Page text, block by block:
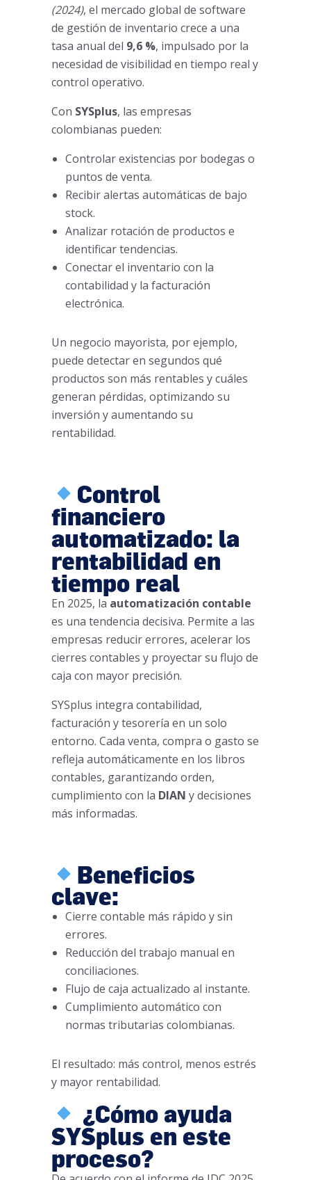
(2024), el mercado global de software
de gestión de inventario crece a una
tasa anual del 9,6 %, impulsado por la
necesidad de visibilidad en tiempo real y
control operativo.
Con SYSplus, las empresas
colombianas pueden:
Controlar existencias por bodegas o
puntos de venta.
Recibir alertas automáticas de bajo
stock.
Analizar rotación de productos e
identificar tendencias.
Conectar el inventario con la
contabilidad y la facturación
electrónica.
Un negocio mayorista, por ejemplo,
puede detectar en segundos qué
productos son más rentables y cuáles
generan pérdidas, optimizando su
inversión y aumentando su
rentabilidad.
Control
financiero
automatizado: la
rentabilidad en
tiempo real
En 2025, la automatización contable
es una tendencia decisiva. Permite a las
empresas reducir errores, acelerar los
cierres contables y proyectar su flujo de
caja con mayor precisión.
SYSplus integra contabilidad,
facturación y tesorería en un solo
entorno. Cada venta, compra o gasto se
refleja automáticamente en los libros
contables, garantizando orden,
cumplimiento con la DIAN y decisiones
más informadas.
Beneficios
clave:
Cierre contable más rápido y sin
errores.
Reducción del trabajo manual en
conciliaciones.
Flujo de caja actualizado al instante.
Cumplimiento automático con
normas tributarias colombianas.
El resultado: más control, menos estrés
y mayor rentabilidad.
¿Cómo ayuda
SYSplus en este
proceso?